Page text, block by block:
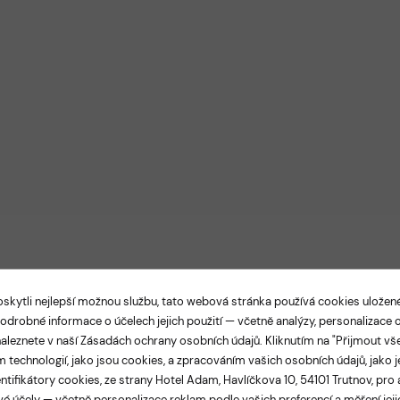
A TRADICE V SAMOTNÉM SRDCI
nejlepší možnou službu, tato webová stránka používá cookies
informace o účelech jejich použití — včetně analýzy, personalizace
v našíZásadách ochrany osobních údajů. Kliknutím na "Přijmout
technologií, jako jsou cookies, a zpracováním vašich osobních údajů, jako
cookies, ze strany Hotel Adam, Havlíčkova 10, 54101 Trutnov, pro